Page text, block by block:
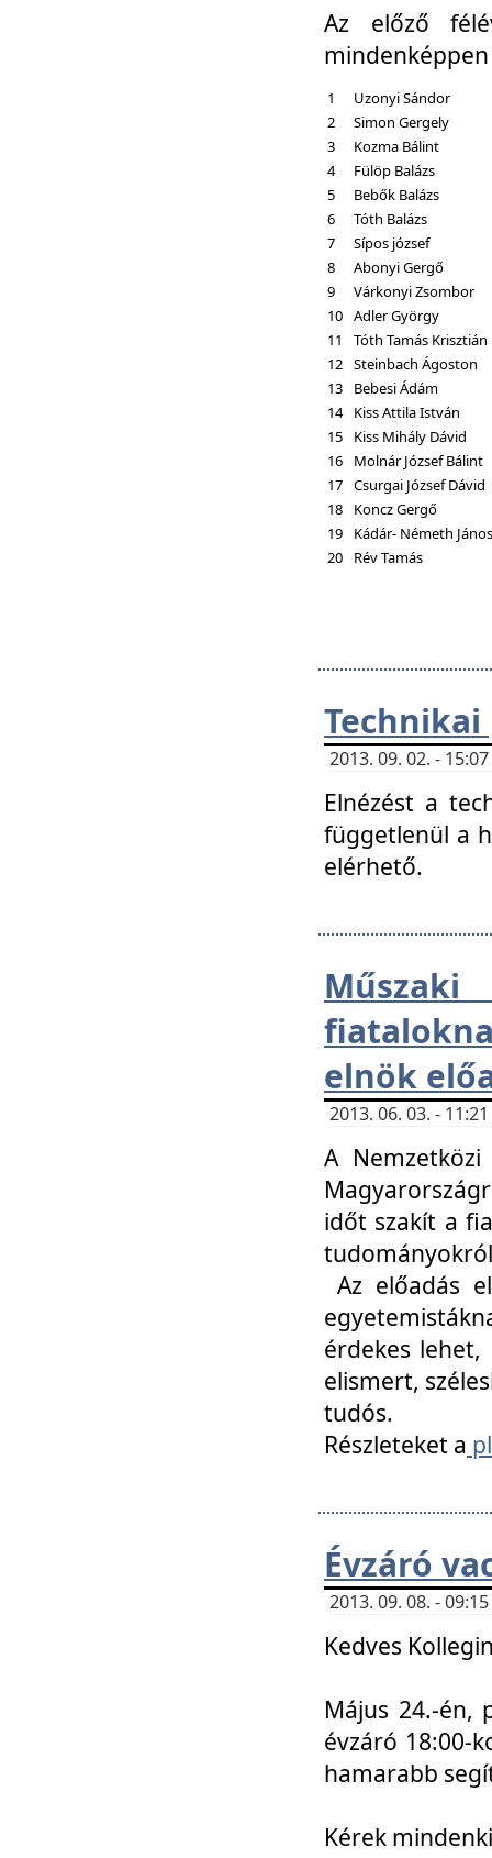
Az előző
1
Uzonyi Sándor
2
Simon Gergely
3
Kozma Bálint
4
Fülöp Balázs
5
Bebők Balázs
6
Tóth Balázs
7
Sípos józsef
8
Abonyi Gergő
9
Várkonyi Zsombor
10 Adler György
11
Tóth Tamás Krisztián
12 Steinbach Ágoston
13
Bebesi Ádám
14 Kiss Attila István
15
Kiss Mihály Dávid
16
Molnár József Bálint
17 Csurgai József Dávid
18
Koncz Gergő
19
Kádár- Németh János
20
Rév Tamás
2013. 09. 02. -
Elnézést a
függetlenül a
elérhető.
elnök
2013. 06. 03. -
A
időt szakít a
Az előadás
érdekes lehet,
elismert,
tudós.
Részleteket a
Évzáró
2013. 09. 08. -
Kedves
Május 24.-én,
évzáró 18:00-
hamarabb
Kérek